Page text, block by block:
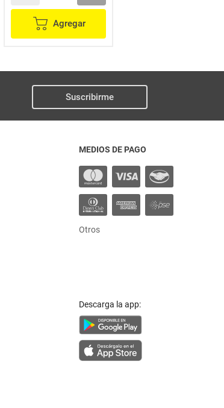
Agregar
Suscribirme
MEDIOS DE PAGO
Otros
Descarga la app: